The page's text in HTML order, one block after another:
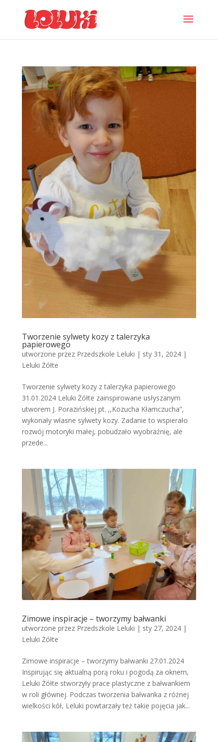
Tworzenie sylwety kozy z talerzyka
papierowego
utworzone przez Przedszkole Leluki | sty 31, 2024|
Leluki Żółte
Tworzenie sylwety kozy z talerzyka papierowego
31.01.2024 Leluki Żółte zainspirowane usłyszanym
utworem J. Porazińskiej pt. ,,Kozucha Kłamczucha”,
wykonały własne sylwety kozy. Zadanie to wspierało
rozwój motoryki małej, pobudzało wyobraźnię, ale
przede...
Zimowe inspiracje – tworzymy bałwanki
utworzone przez Przedszkole Leluki | sty 27, 2024|
Leluki Żółte
Zimowe inspiracje – tworzymy bałwanki 27.01.2024
Inspirując się aktualną porą roku i pogodą za oknem,
Leluki Żółte stworzyły prace plastyczne z bałwankiem
w roli głównej. Podczas tworzenia bałwanka z różnej
wielkości kół, Leluki powtarzały też takie pojęcia jak...